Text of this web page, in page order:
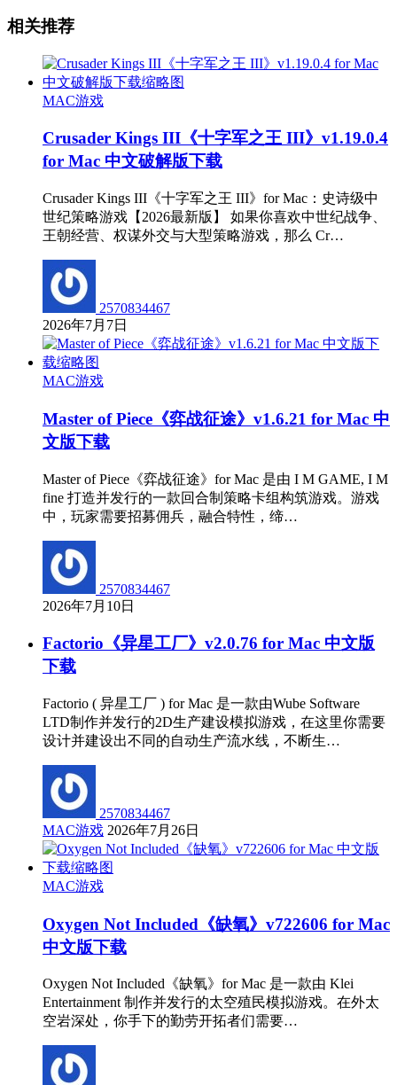
相关推荐
MAC游戏
Crusader Kings III《十字军之王 III》v1.19.0.4
for Mac 中文破解版下载
Crusader Kings III《十字军之王 III》for Mac：史诗级中
世纪策略游戏【2026最新版】 如果你喜欢中世纪战争、
王朝经营、权谋外交与大型策略游戏，那么 Cr…
2570834467
2026年7月7日
MAC游戏
Master of Piece《弈战征途》v1.6.21 for Mac 中
文版下载
Master of Piece《弈战征途》for Mac 是由 I M GAME, I M
fine 打造并发行的一款回合制策略卡组构筑游戏。游戏
中，玩家需要招募佣兵，融合特性，缔…
2570834467
2026年7月10日
Factorio《异星工厂》v2.0.76 for Mac 中文版
下载
Factorio ( 异星工厂 ) for Mac 是一款由Wube Software
LTD制作并发行的2D生产建设模拟游戏，在这里你需要
设计并建设出不同的自动生产流水线，不断生…
2570834467
MAC游戏 2026年7月26日
MAC游戏
Oxygen Not Included《缺氧》v722606 for Mac
中文版下载
Oxygen Not Included《缺氧》for Mac 是一款由 Klei
Entertainment 制作并发行的太空殖民模拟游戏。在外太
空岩深处，你手下的勤劳开拓者们需要…